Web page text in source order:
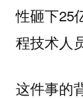
性砸下25
程技术人
这件事的